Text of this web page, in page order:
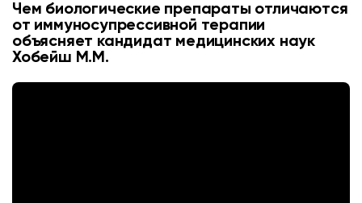
Чем биологические препараты отличаются
от иммуносупрессивной терапии
объясняет кандидат медицинских наук
Хобейш М.М.